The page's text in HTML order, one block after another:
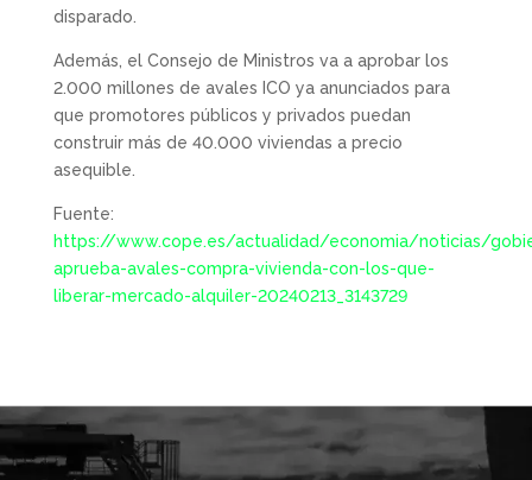
disparado.
Además, el Consejo de Ministros va a aprobar los
2.000 millones de avales ICO ya anunciados para
que promotores públicos y privados puedan
construir más de 40.000 viviendas a precio
asequible.
Fuente:
https://www.cope.es/actualidad/economia/noticias/
aprueba-avales-compra-vivienda-con-los-que-
liberar-mercado-alquiler-20240213_3143729